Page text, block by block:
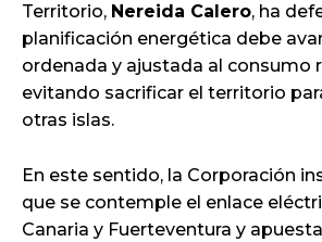
Territorio, Nereida Calero, ha
planificación energética debe
ordenada y ajustada al consumo
evitando sacrificar el territorio
otras islas.
En este sentido, la Corporación
que se contemple el enlace
Canaria y Fuerteventura y